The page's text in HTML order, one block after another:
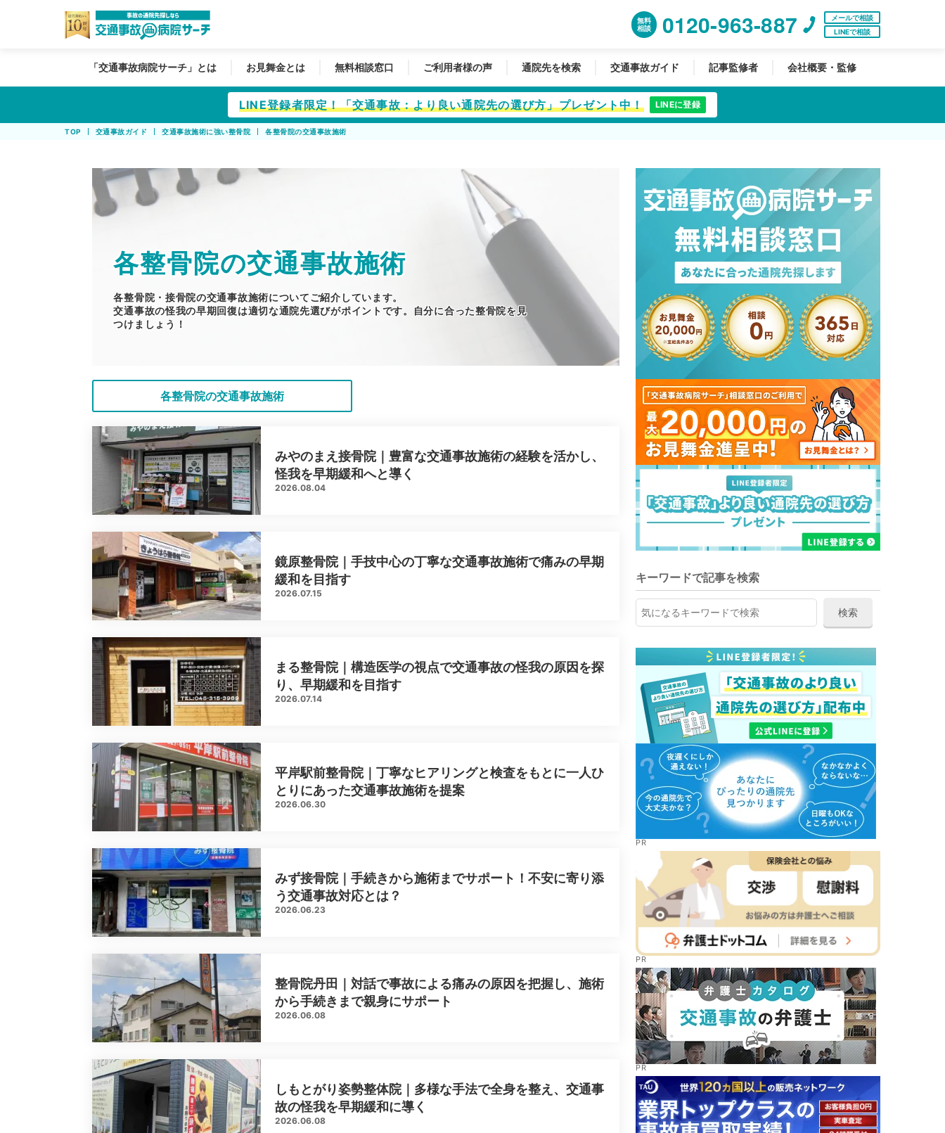
無料
相談
0120-963-887
メールで相談
LINEで相談
「交通事故病院サーチ」とは お見舞金とは 無料相談窓口 ご利用者様の声 通院先を検索 交通事故ガイド 記事監修者 会社概要・監修
LINE登録者限定！「交通事故：より良い通院先の選び方」プレゼント中！ LINEに登録
TOP 交通事故ガイド 交通事故施術に強い整骨院 各整骨院の交通事故施術
キーワードで記事を検索
各整骨院の交通事故施術
各整骨院・接骨院の交通事故施術についてご紹介しています。
交通事故の怪我の早期回復は適切な通院先選びがポイントです。自分に合った整骨院を見
つけましょう！
各整骨院の交通事故施術
みやのまえ接骨院｜豊富な交通事故施術の経験を活かし、
怪我を早期緩和へと導く
2026.08.04
鏡原整骨院｜手技中心の丁寧な交通事故施術で痛みの早期
緩和を目指す
2026.07.15
まる整骨院｜構造医学の視点で交通事故の怪我の原因を探
り、早期緩和を目指す
2026.07.14
平岸駅前整骨院｜丁寧なヒアリングと検査をもとに一人ひ
とりにあった交通事故施術を提案
2026.06.30
みず接骨院｜手続きから施術までサポート！不安に寄り添
う交通事故対応とは？
2026.06.23
整骨院丹田｜対話で事故による痛みの原因を把握し、施術
から手続きまで親身にサポート
2026.06.08
しもとがり姿勢整体院｜多様な手法で全身を整え、交通事
故の怪我を早期緩和に導く
2026.06.08